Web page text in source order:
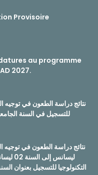
Provisoire
au programme
2027.
للتسجيل في السنة الجامعية -
ليسانس